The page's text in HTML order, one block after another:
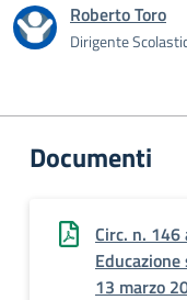
Roberto Toro
Dirigente
Documenti
Circ. n.
13 marzo